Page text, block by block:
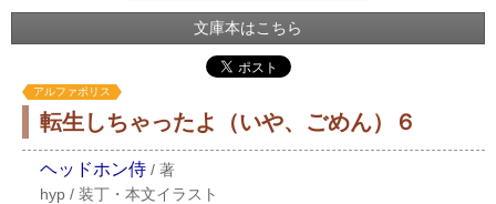
文庫本はこちら
アルファポリス
転生しちゃったよ（いや、ごめん）６
ヘッドホン侍 / 著
hyp / 装丁・本文イラスト